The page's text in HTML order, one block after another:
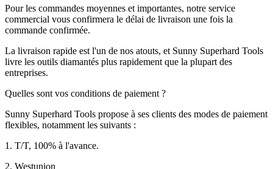
Pour les commandes moyennes et importantes, notre service
commercial vous confirmera le délai de livraison une fois la
commande confirmée.
La livraison rapide est l'un de nos atouts, et Sunny Superhard Tools
livre les outils diamantés plus rapidement que la plupart des
entreprises.
Quelles sont vos conditions de paiement ?
Sunny Superhard Tools propose à ses clients des modes de paiement
flexibles, notamment les suivants :
1. T/T, 100% à l'avance.
2. Westunion